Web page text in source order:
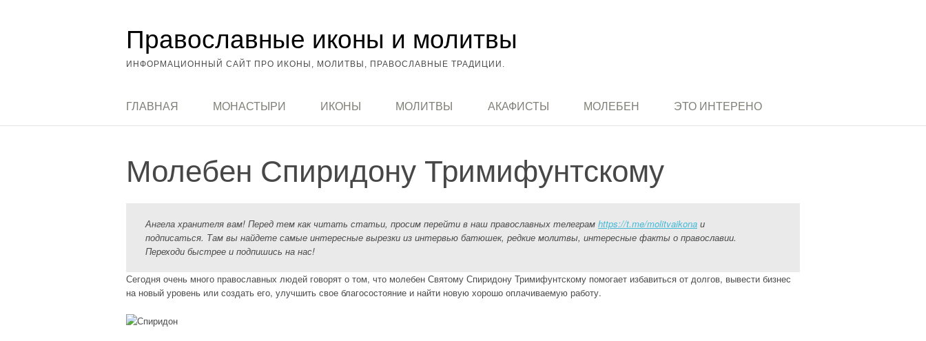
Православные иконы и молитвы
ИНФОРМАЦИОННЫЙ САЙТ ПРО ИКОНЫ, МОЛИТВЫ, ПРАВОСЛАВНЫЕ ТРАДИЦИИ.
ГЛАВНАЯ МОНАСТЫРИ ИКОНЫ МОЛИТВЫ АКАФИСТЫ МОЛЕБЕН ЭТО ИНТЕРЕНО
Молебен Спиридону Тримифунтскому
Ангела хранителя вам! Перед тем как читать статьи, просим перейти в наш православных телеграм https://t.me/molitvaikona и
подписаться. Там вы найдете самые интересные вырезки из интервью батюшек, редкие молитвы, интересные факты о православии.
Переходи быстрее и подпишись на нас!
Сегодня очень много православных людей говорят о том, что молебен Святому Спиридону Тримифунтскому помогает избавиться от долгов, вывести бизнес
на новый уровень или создать его, улучшить свое благосостояние и найти новую хорошо оплачиваемую работу.